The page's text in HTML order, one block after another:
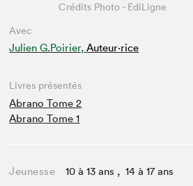
Avec
Julien G.Poirier, Auteur·rice
Crédits Photo - EdiLigne
Livres présentés
Abrano Tome 2
Abrano Tome 1
Jeunesse 10 à 13 ans , 14 à 17 ans